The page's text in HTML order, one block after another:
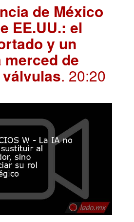
de México
EE.UU.: el
y un
merced de
. 20:20